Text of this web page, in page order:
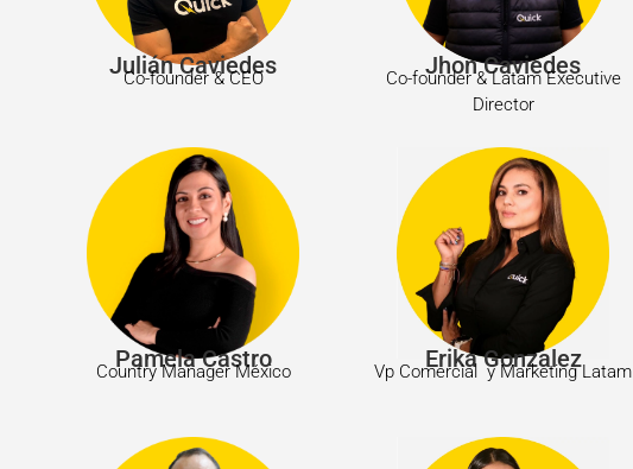
Julián Caviedes
Co-founder & CEO Jhon Caviedes
Co-founder & Latam Executive
Director
Pamela Castro
Country Manager México Erika Gonzalez
Vp Comercial y Marketing Latam